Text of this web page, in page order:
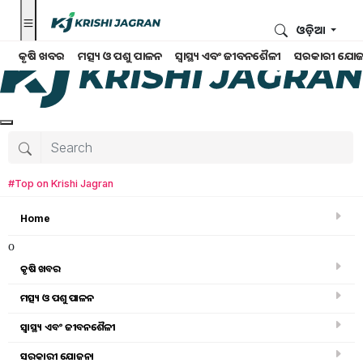
କୃଷି ଖବର ମତ୍ସ୍ୟ ଓ ପଶୁ ପାଳନ ସ୍ୱାସ୍ଥ୍ୟ ଏବଂ ଜୀବନଶୈଳୀ ସରକାରୀ
ଓଡ଼ିଆ
#Top on Krishi Jagran
Home
o
କୃଷି ଖବର
ମତ୍ସ୍ୟ ଓ ପଶୁ ପାଳନ
ସ୍ୱାସ୍ଥ୍ୟ ଏବଂ ଜୀବନଶୈଳୀ
ସରକାରୀ ଯୋଜନା
Search for:
fish